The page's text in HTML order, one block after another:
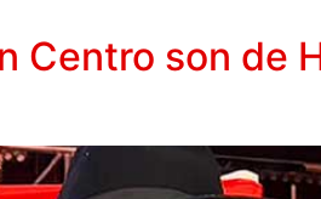
Centro son de